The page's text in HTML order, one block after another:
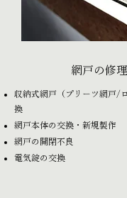
網戸の修
収納式網戸（プリーツ網戸/
換
網戸本体の交換・新規製作
網戸の開閉不良
​電気錠の交換